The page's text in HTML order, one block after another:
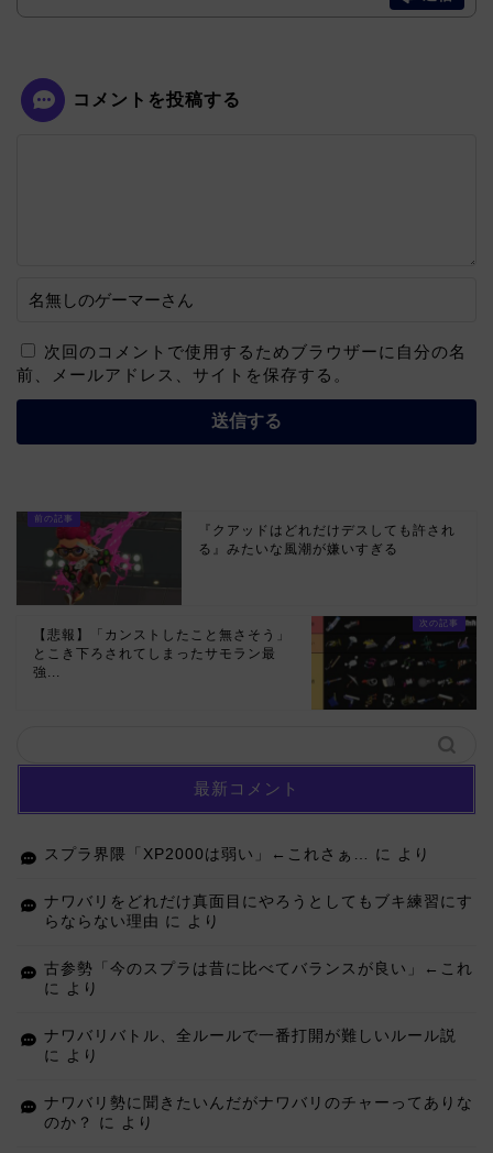
コメントを投稿する
次回のコメントで使用するためブラウザーに自分の名
前、メールアドレス、サイトを保存する。
『クアッドはどれだけデスしても許され
る』みたいな風潮が嫌いすぎる
【悲報】「カンストしたこと無さそう」
とこき下ろされてしまったサモラン最
強...
最新コメント
スプラ界隈「XP2000は弱い」←これさぁ… に より
ナワバリをどれだけ真面目にやろうとしてもブキ練習にす
らならない理由 に より
古参勢「今のスプラは昔に比べてバランスが良い」←これ
に より
ナワバリバトル、全ルールで一番打開が難しいルール説
に より
ナワバリ勢に聞きたいんだがナワバリのチャーってありな
のか？
に より